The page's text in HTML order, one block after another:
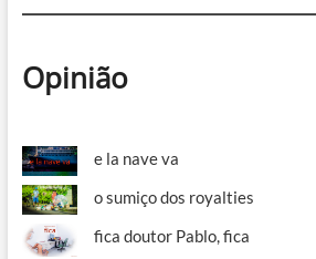
Opinião
e la nave va
o sumiço dos royalties
fica doutor Pablo, fica